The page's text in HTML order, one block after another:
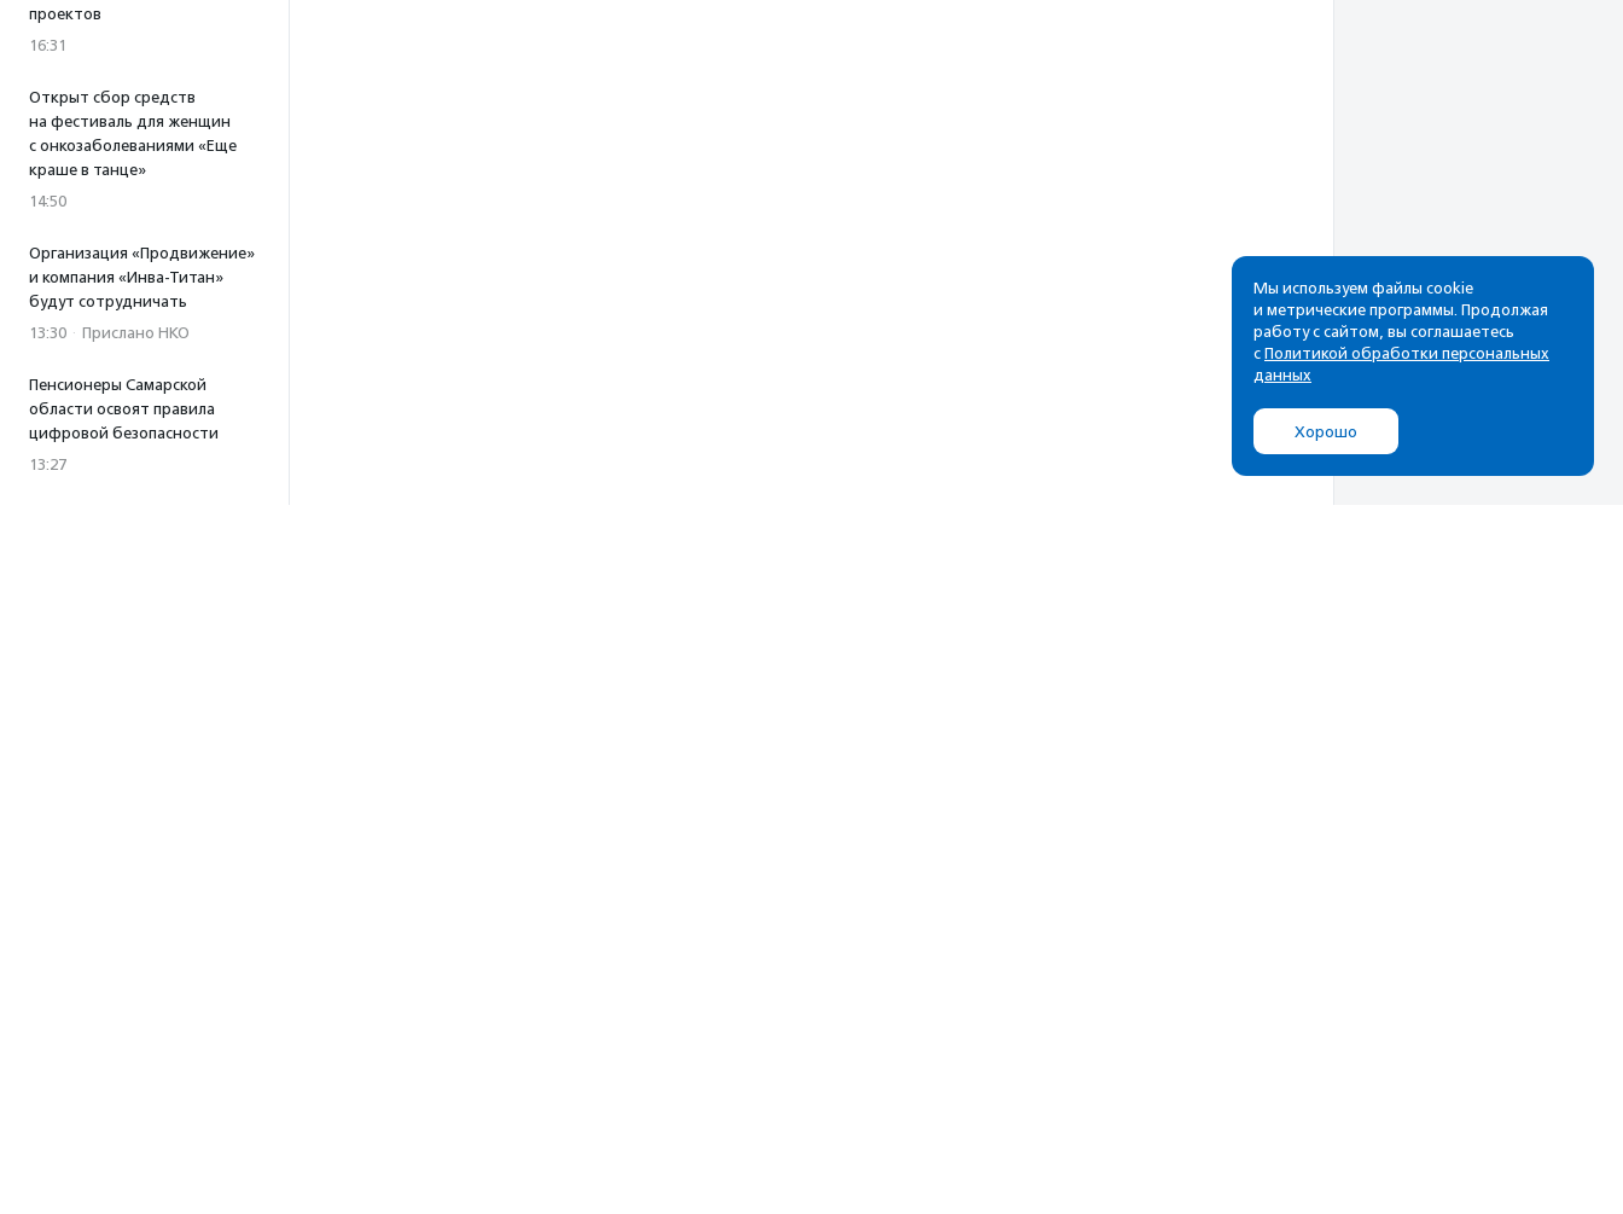
проектов
16:31
Открыт сбор средств
на фестиваль для женщин
с онкозаболеваниями «Еще
краше в танце»
14:50
Организация «Продвижение»
и компания «Инва-Титан»
будут сотрудничать
13:30 · Прислано НКО
Пенсионеры Самарской
области освоят правила
цифровой безопасности
13:27
Рассылка
Cамые свежие новости,
почтовом ящике
Мы используем файлы cookie
и метрические программы. Продолжая
работу с сайтом, вы соглашаетесь
с Политикой обработки персональных
данных
Хорошо